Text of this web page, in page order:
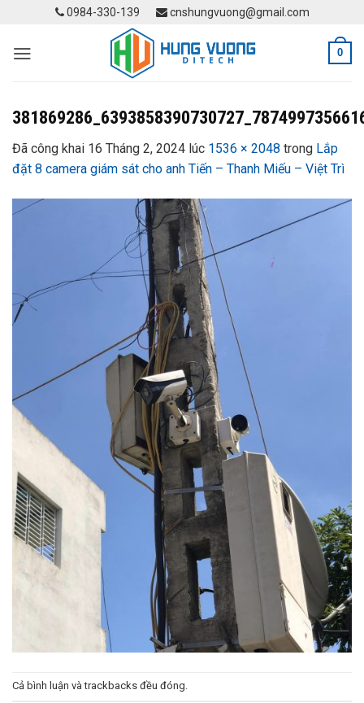
content
0984-330-139 cnshungvuong@gmail.com
0
Đã công khai 16 Tháng 2, 2024 lúc 1536 × 2048 trong Lắp
đặt 8 camera giám sát cho anh Tiến – Thanh Miếu – Việt Trì
Cả bình luận và trackbacks đều đóng.